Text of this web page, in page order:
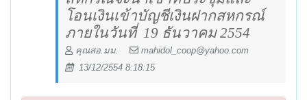
โอนเงินเข้าบัญชีเงินฝากสหกรณ์
ภายในวันที่ 19 ธันวาคม 2554
คุณสอ.มม.
mahidol_coop@yahoo.com
13/12/2554 8:18:15